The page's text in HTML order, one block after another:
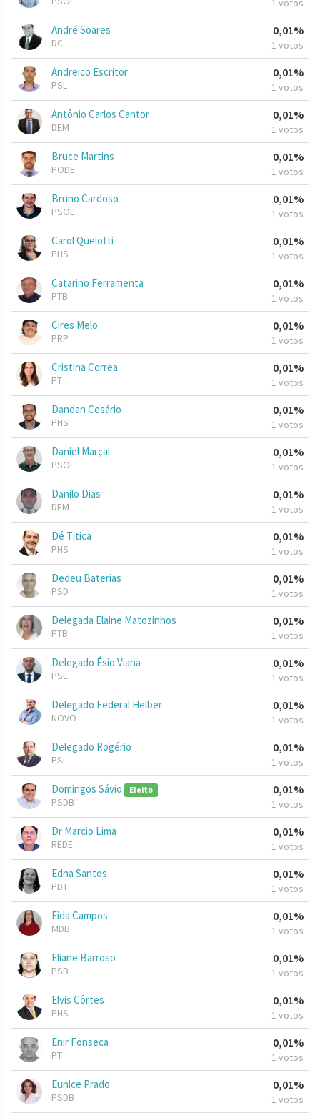
1 votos
André Soares
DC
0,01%
1 votos
Andreico Escritor
PSL
0,01%
1 votos
Antônio Carlos Cantor
DEM
0,01%
1 votos
Bruce Martins
PODE
0,01%
1 votos
Bruno Cardoso
PSOL
0,01%
1 votos
Carol Quelotti
PHS
0,01%
1 votos
Catarino Ferramenta
PTB
0,01%
1 votos
Cires Melo
PRP
0,01%
1 votos
Cristina Correa
PT
0,01%
1 votos
Dandan Cesário
PHS
0,01%
1 votos
Daniel Marçal
PSOL
0,01%
1 votos
Danilo Dias
DEM
0,01%
1 votos
Dé Titica
PHS
0,01%
1 votos
Dedeu Baterias
PSD
0,01%
1 votos
Delegada Elaine Matozinhos
PTB
0,01%
1 votos
Delegado Ésio Viana
PSL
0,01%
1 votos
Delegado Federal Helber
NOVO
0,01%
1 votos
Delegado Rogério
PSL
0,01%
1 votos
Domingos Sávio Eleito
PSDB
0,01%
1 votos
Dr Marcio Lima
REDE
0,01%
1 votos
Edna Santos
PDT
0,01%
1 votos
Eida Campos
MDB
0,01%
1 votos
Eliane Barroso
PSB
0,01%
1 votos
Elvis Côrtes
PHS
0,01%
1 votos
Enir Fonseca
PT
0,01%
1 votos
Eunice Prado
PSDB
0,01%
1 votos